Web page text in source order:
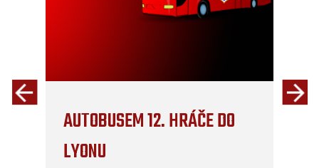
AUTOBUSEM 12. HRÁČE DO
LYONU